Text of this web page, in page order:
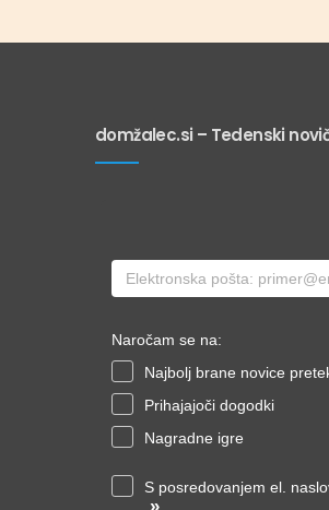
domžalec.si – Tedenski
Naročam se na:
Najbolj brane novice
Prihajajoči dogodki
Nagradne igre
S posredovanjem el.